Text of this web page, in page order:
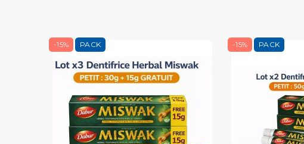
-15% PACK -15% PACK